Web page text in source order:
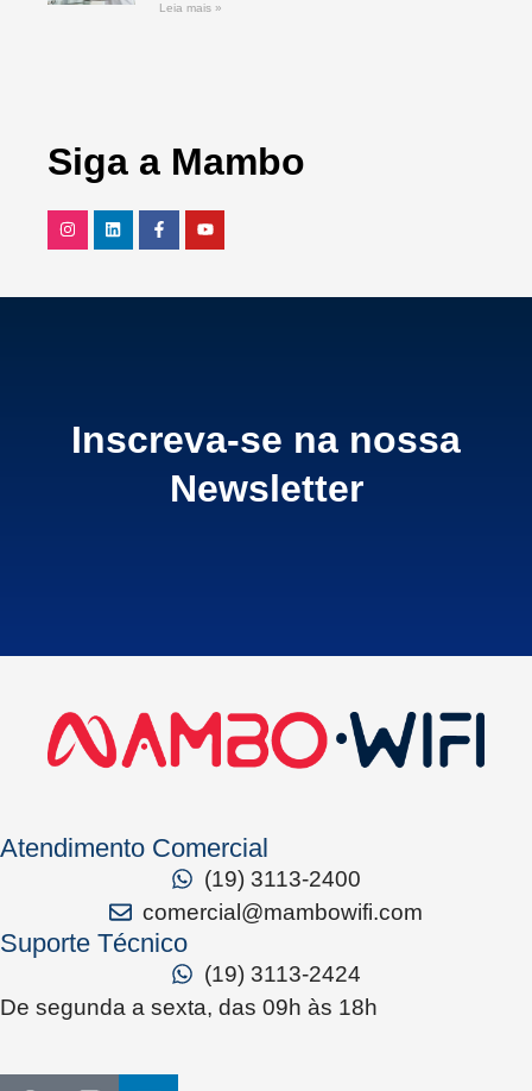
Leia mais »
Siga a Mambo
Inscreva-se na nossa
Newsletter
Atendimento Comercial
(19) 3113-2400
comercial@mambowifi.com
Suporte Técnico
(19) 3113-2424
De segunda a sexta, das 09h às 18h